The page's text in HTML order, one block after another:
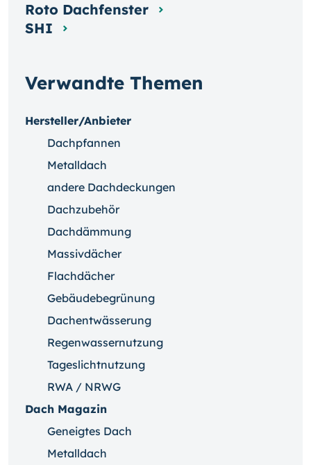
Verwandte Themen
Hersteller/Anbieter
Dachpfannen
Metalldach
andere Dachdeckungen
Dachzubehör
Dachdämmung
Massivdächer
Flachdächer
Gebäudebegrünung
Dachentwässerung
Regenwassernutzung
Tageslichtnutzung
RWA / NRWG
Dach Magazin
Geneigtes Dach
Metalldach
Roto Dachfenster
SHI